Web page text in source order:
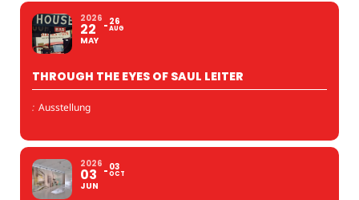
2026
22
MAY
26
AUG
THROUGH THE EYES OF SAUL LEITER
: Ausstellung
2026
03
JUN
03
OCT